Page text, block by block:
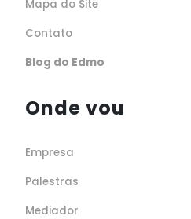
Mapa do Site
Contato
Blog do Edmo
Onde vou
Empresa
Palestras
Mediador